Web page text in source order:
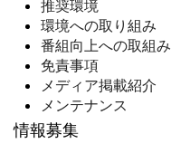
推奨環境
環境への取り組み
番組向上への取組み
免責事項
メディア掲載紹介
メンテナンス
情報募集